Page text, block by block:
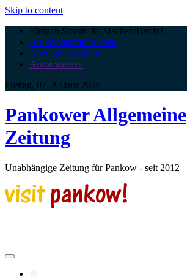
Skip to content
Einfach.SmartCity.Machen:Berlin! -
Artikel veröffentlichen |
Anzeige aufgeben |
Autor werden
Freitag, 07. August 2026
Pankower Allgemeine
Zeitung
Unabhängige Zeitung für Pankow - seit 2012